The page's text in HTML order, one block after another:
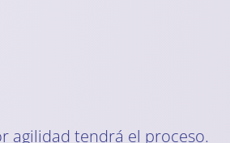
agilidad tendrá el proceso.